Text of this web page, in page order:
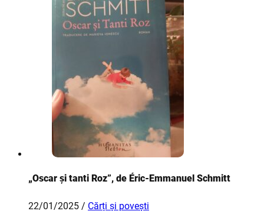
„Oscar și tanti Roz”, de Éric-Emmanuel Schmitt
22/01/2025 / Cărți și povești